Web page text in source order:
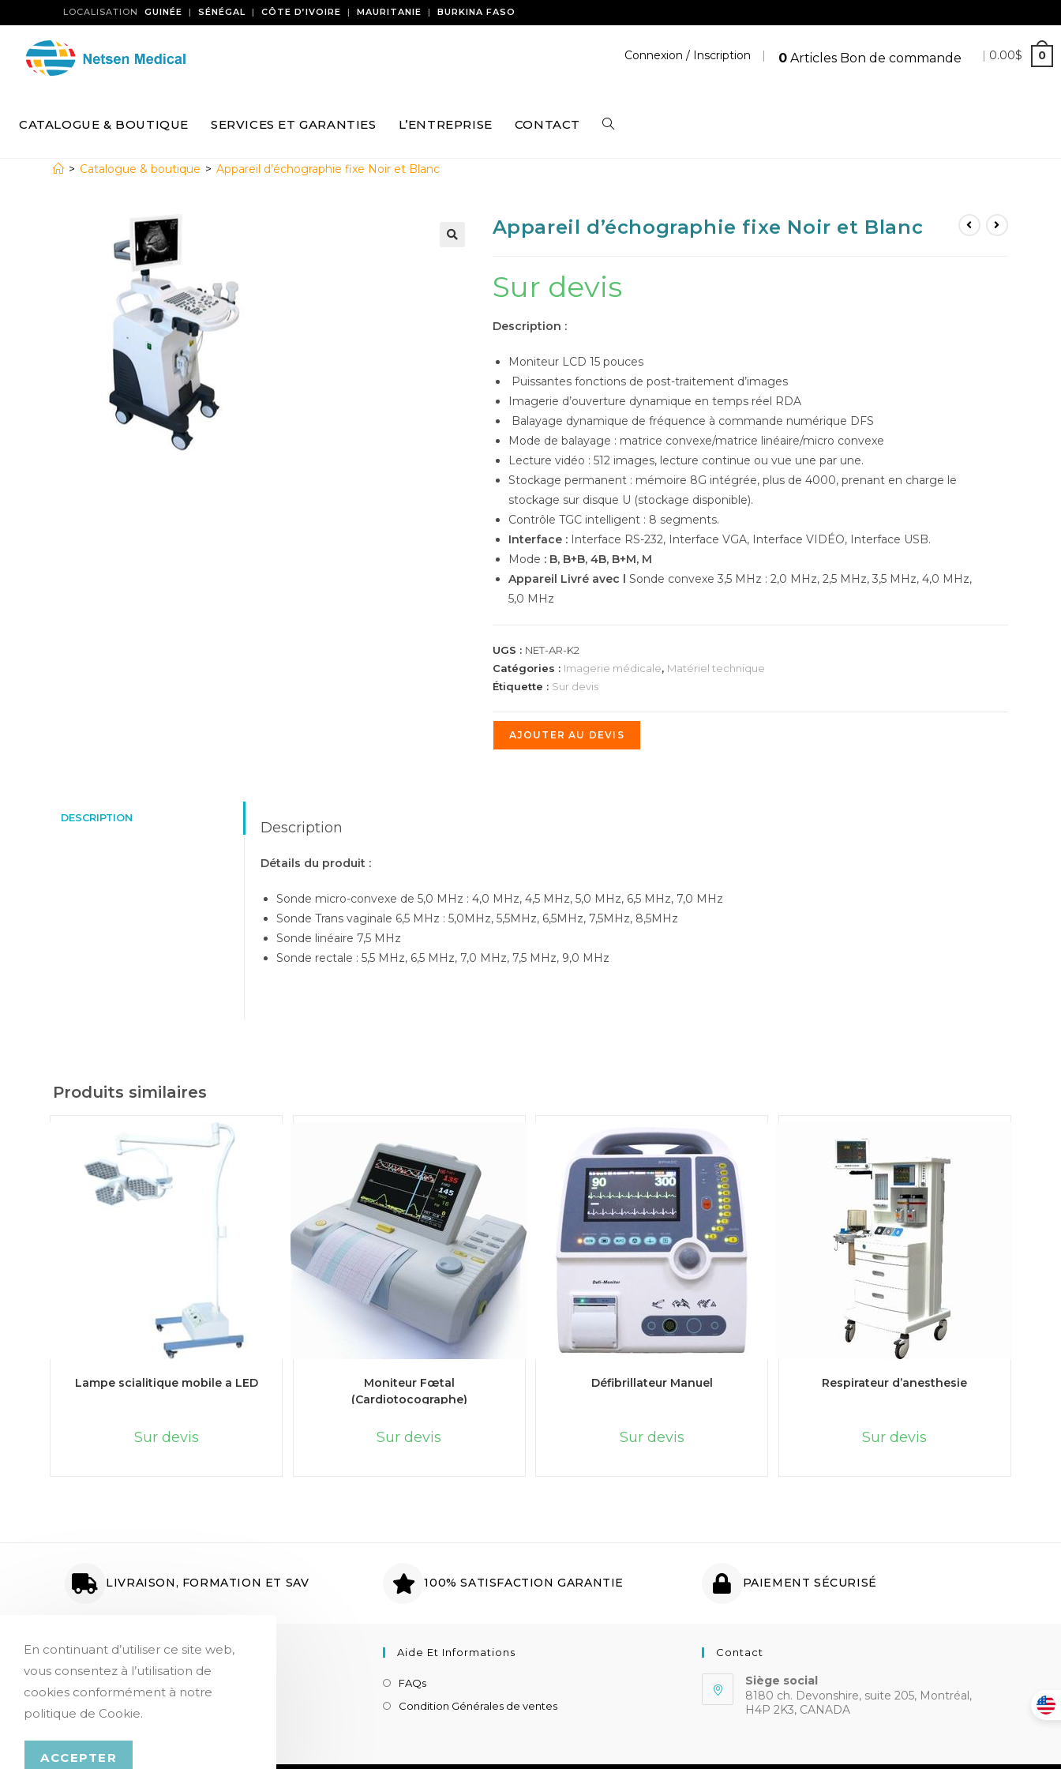
LOCALISATION GUINÉE | SÉNÉGAL | CÔTE D’IVOIRE | MAURITANIE | BURKINA FASO
Connexion / Inscription | 0 Articles Bon de commande | 0.00$ 0
CATALOGUE & BOUTIQUE SERVICES ET GARANTIES L’ENTREPRISE CONTACT
> Catalogue & boutique > Appareil d’échographie fixe Noir et Blanc
Appareil d’échographie fixe Noir et Blanc
Sur devis
Description :
Moniteur LCD 15 pouces
Puissantes fonctions de post-traitement d’images
Imagerie d’ouverture dynamique en temps réel RDA
Balayage dynamique de fréquence à commande numérique DFS
Mode de balayage : matrice convexe/matrice linéaire/micro convexe
Lecture vidéo : 512 images, lecture continue ou vue une par une.
Stockage permanent : mémoire 8G intégrée, plus de 4000, prenant en charge le
stockage sur disque U (stockage disponible).
Contrôle TGC intelligent : 8 segments.
Interface :Interface RS-232, Interface VGA, Interface VIDÉO, Interface USB.
Mode : B, B+B, 4B, B+M, M
Appareil Livré avec l Sonde convexe 3,5 MHz : 2,0 MHz, 2,5 MHz, 3,5 MHz, 4,0 MHz,
5,0 MHz
UGS : NET-AR-K2
Catégories : Imagerie médicale, Matériel technique
Étiquette : Sur devis
AJOUTER AU DEVIS
DESCRIPTION
Description
Détails du produit :
Sonde micro-convexe de 5,0 MHz : 4,0 MHz, 4,5 MHz, 5,0 MHz, 6,5 MHz, 7,0 MHz
Sonde Trans vaginale 6,5 MHz : 5,0MHz, 5,5MHz, 6,5MHz, 7,5MHz, 8,5MHz
Sonde linéaire 7,5 MHz
Sonde rectale : 5,5 MHz, 6,5 MHz, 7,0 MHz, 7,5 MHz, 9,0 MHz
Produits similaires
Lampe scialitique mobile a LED
Sur devis
Moniteur Fœtal
(Cardiotocographe)
Sur devis
Défibrillateur Manuel
Sur devis
Respirateur d’anesthesie
Sur devis
LIVRAISON, FORMATION ET SAV 100% SATISFACTION GARANTIE PAIEMENT SÉCURISÉ
Service Client Aide Et Informations
FAQs
Condition Générales de ventes
Contact
Siège social
8180 ch. Devonshire, suite 205, Montréal,
H4P 2K3, CANADA
En continuant d’utiliser ce site web,
vous consentez à l’utilisation de
cookies conformément à notre
politique de Cookie.
ACCEPTER